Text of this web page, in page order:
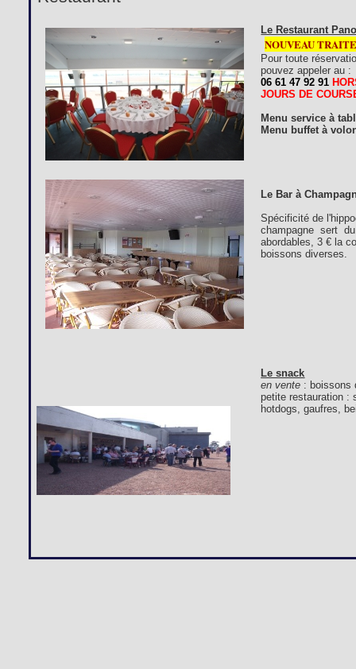
Le Restaurant
NOUVEAU
Pour toute
pouvez appeler au :
06 61 47 92 91
JOURS DE
Menu service à
Menu buffet à
Le Bar à
Spécificité de
champagne sert
abordables, 3 € la
boissons diverses.
Le snack
en vente : boissons
petite restauration :
hotdogs, gaufres,